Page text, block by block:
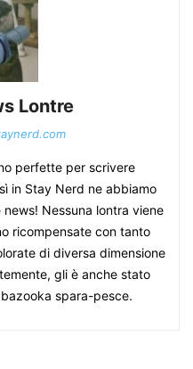
Lontre
perfette per scrivere
in Stay Nerd ne abbiamo
Nessuna lontra viene
ricompensate con tanto
di diversa dimensione
gli è anche stato
spara-pesce.